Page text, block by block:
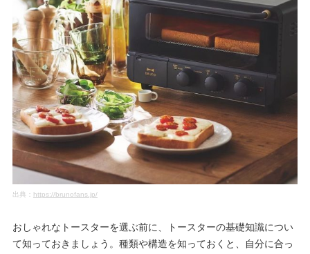
出典： https://brunofans.jp/
おしゃれなトースターを選ぶ前に、トースターの基礎知識につい
て知っておきましょう。種類や構造を知っておくと、自分に合っ